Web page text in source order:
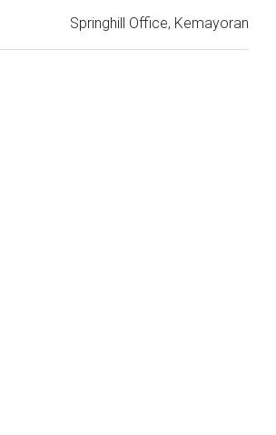
Springhill Office, Kemayoran